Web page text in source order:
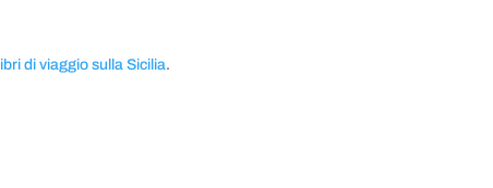
libri di viaggio sulla Sicilia.